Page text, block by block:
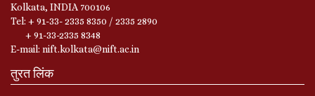
Kolkata, INDIA 700106
Tel: + 91-33- 2335 8350 / 2335 2890
+ 91-33-2335 8348
E-mail: nift.kolkata@nift.ac.in
तुरत लिंक